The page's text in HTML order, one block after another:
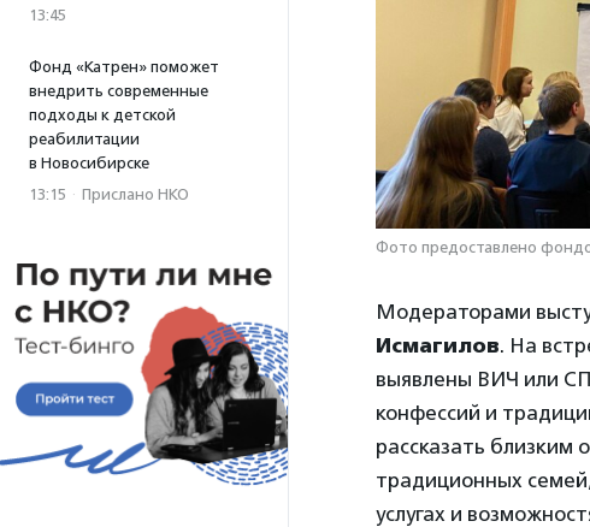
13:45
Фонд «Катрен» поможет
внедрить современные
подходы к детской
реабилитации
в Новосибирске
13:15 · Прислано НКО
Фото предоставлено
Модераторами
Исмагилов. На
выявлены ВИЧ или
конфессий и
рассказать близким
традиционных
услугах и